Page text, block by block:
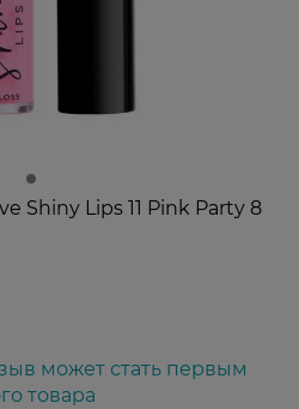
Shiny Lips 11 Pink Party 8
может стать первым
товара